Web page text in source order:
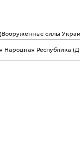
силы
Народная Республика